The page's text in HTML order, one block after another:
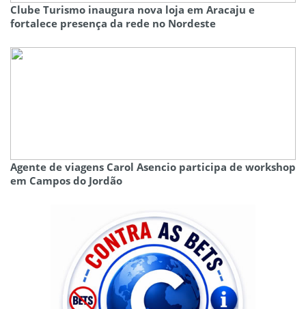
Clube Turismo inaugura nova loja em Aracaju e
fortalece presença da rede no Nordeste
Agente de viagens Carol Asencio participa de workshop
em Campos do Jordão